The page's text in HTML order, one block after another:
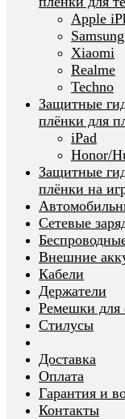
Apple
Samsung
Xiaomi
Realme
Techno
Защитные
плёнки для
iPad
Honor/
Защитные
плёнки на
Сетевые
Внешние
Кабели
Держатели
Ремешки для
Стилусы
Доставка
Оплата
Гарантия и
Контакты